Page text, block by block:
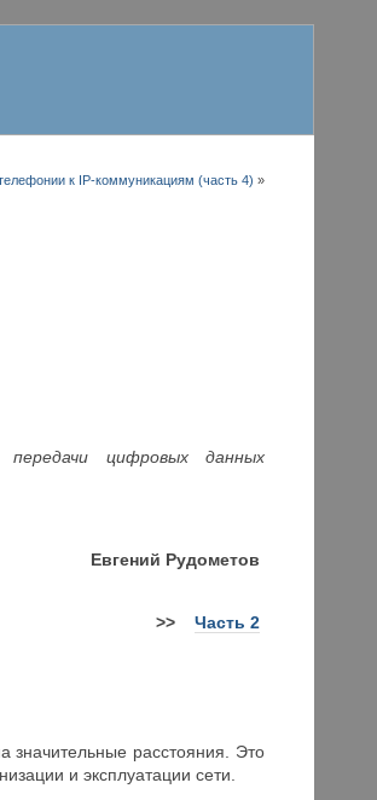
к IP-коммуникациям (часть 4) »
цифровых данных
Евгений Рудометов
>> Часть 2
значительные расстояния. Это
и эксплуатации сети.